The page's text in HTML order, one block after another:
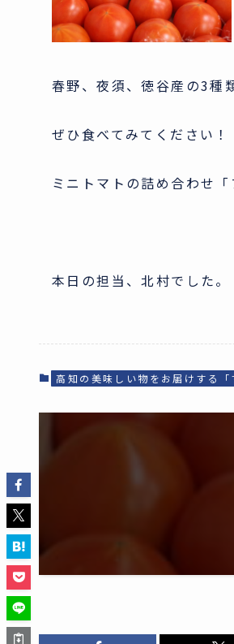
春野、夜須、徳谷産の3種
ぜひ食べてみてください！
ミニトマトの詰め合わせ
本日の担当、北村でした。
高知の美味しい物をお届けする